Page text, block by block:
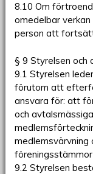
8.10 Om
omedelbar
person att
§ 9 Styrelsen och
9.1 Styrelsen
förutom att
ansvara för: att
och
medlemsvärvning
9.2 Styrelsen